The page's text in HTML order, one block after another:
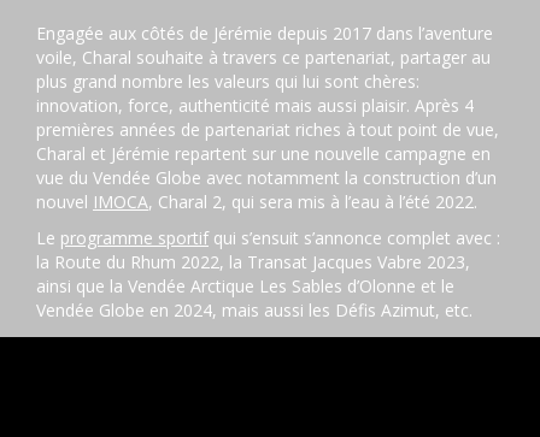
Engagée aux côtés de Jérémie depuis 2017 dans l’aventure
voile, Charal souhaite à travers ce partenariat, partager au
plus grand nombre les valeurs qui lui sont chères:
innovation, force, authenticité mais aussi plaisir. Après 4
premières années de partenariat riches à tout point de vue,
Charal et Jérémie repartent sur une nouvelle campagne en
vue du Vendée Globe avec notamment la construction d’un
nouvel IMOCA, Charal 2, qui sera mis à l’eau à l’été 2022.
Le programme sportifqui s’ensuit s’annonce complet avec :
la Route du Rhum 2022, la Transat Jacques Vabre 2023,
ainsi que la Vendée Arctique Les Sables d’Olonne et le
Vendée Globe en 2024, mais aussi les Défis Azimut, etc.